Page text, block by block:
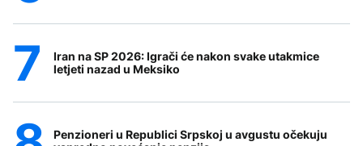
Iran na SP 2026: Igrači će nakon svake utakmice
letjeti nazad u Meksiko
Penzioneri u Republici Srpskoj u avgustu očekuju